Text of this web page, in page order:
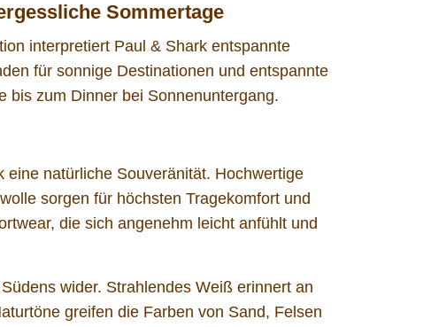
Sommertage
interpretiert Paul & Shark entspannte
für sonnige Destinationen und entspannte
bis zum Dinner bei Sonnenuntergang.
natürliche Souveränität. Hochwertige
sorgen für höchsten Tragekomfort und
die sich angenehm leicht anfühlt und
wider. Strahlendes Weiß erinnert an
greifen die Farben von Sand, Felsen